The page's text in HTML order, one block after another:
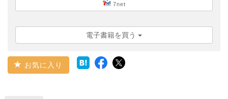
7net
電子書籍を買う
お気に入り